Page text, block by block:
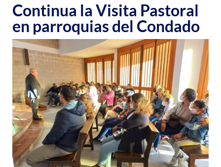
Continua la Visita Pastoral
en parroquias del Condado